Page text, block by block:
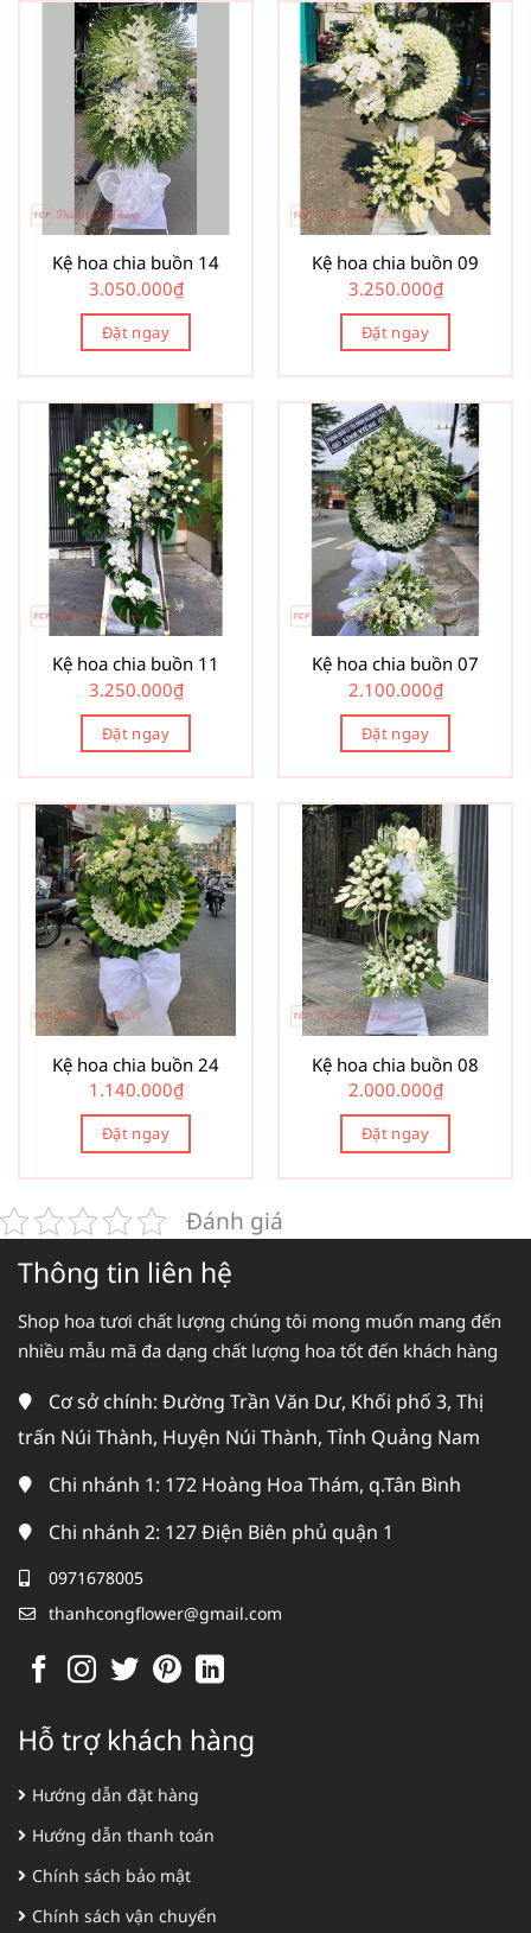
Kệ hoa chia buồn 14
3.050.000₫
Đặt ngay
Kệ hoa chia buồn 09
3.250.000₫
Đặt ngay
Kệ hoa chia buồn 11
3.250.000₫
Đặt ngay
Kệ hoa chia buồn 07
2.100.000₫
Đặt ngay
Kệ hoa chia buồn 24
1.140.000₫
Đặt ngay
Kệ hoa chia buồn 08
2.000.000₫
Đặt ngay
Đánh giá
Thông tin liên hệ
Shop hoa tươi chất lượng chúng tôi mong muốn mang đến
nhiều mẫu mã đa dạng chất lượng hoa tốt đến khách hàng
Cơ sở chính: Đường Trần Văn Dư, Khối phố 3, Thị
trấn Núi Thành, Huyện Núi Thành, Tỉnh Quảng Nam
Chi nhánh 1: 172 Hoàng Hoa Thám, q.Tân Bình
Chi nhánh 2: 127 Điện Biên phủ quận 1
0971678005
thanhcongflower@gmail.com
Hỗ trợ khách hàng
Hướng dẫn đặt hàng
Hướng dẫn thanh toán
Chính sách bảo mật
Chính sách vận chuyển